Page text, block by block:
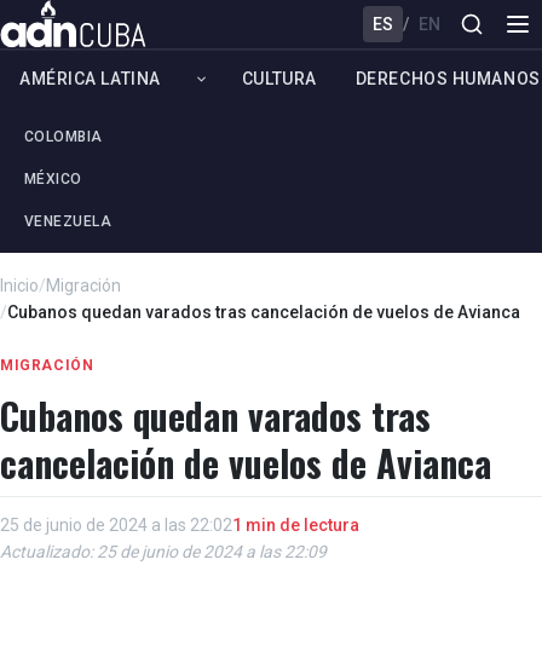
ES / EN
AMÉRICA LATINA
COLOMBIA
MÉXICO
VENEZUELA
CULTURA DERECHOS HUMANOS
Inicio/Migración
/Cubanos quedan varados tras cancelación de vuelos de Avianca
MIGRACIÓN
Cubanos quedan varados tras
cancelación de vuelos de Avianca
25 de junio de 2024 a las 22:021 min de lectura
Actualizado: 25 de junio de 2024 a las 22:09